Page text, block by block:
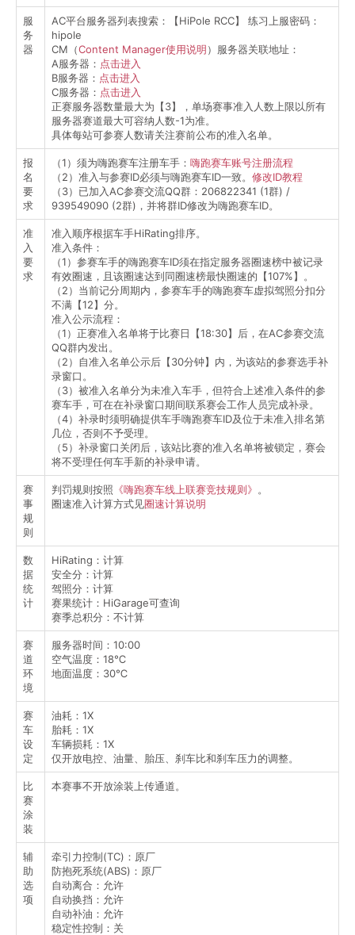
服
务
器
AC平台服务器列表搜索：【HiPole RCC】 练习上服密码：
hipole
CM（Content Manager使用说明）服务器关联地址：
A服务器： 点击进入
B服务器： 点击进入
C服务器： 点击进入
正赛服务器数量最大为【3】，单场赛事准入人数上限以所有
服务器赛道最大可容纳人数-1为准。
具体每站可参赛人数请关注赛前公布的准入名单。
报
名
要
求
（1）须为嗨跑赛车注册车手： 嗨跑赛车账号注册流程
（2）准入与参赛ID必须与嗨跑赛车ID一致。 修改ID教程
（3）已加入AC参赛交流QQ群：206822341 (1群) /
939549090 (2群)，并将群ID修改为嗨跑赛车ID。
准
入
要
求
准入顺序根据车手HiRating排序。
准入条件：
（1）参赛车手的嗨跑赛车ID须在指定服务器圈速榜中被记录
有效圈速，且该圈速达到同圈速榜最快圈速的【107%】。
（2）当前记分周期内，参赛车手的嗨跑赛车虚拟驾照分扣分
不满【12】分。
准入公示流程：
（1）正赛准入名单将于比赛日【18:30】后，在AC参赛交流
QQ群内发出。
（2）自准入名单公示后【30分钟】内，为该站的参赛选手补
录窗口。
（3）被准入名单分为未准入车手，但符合上述准入条件的参
赛车手，可在在补录窗口期间联系赛会工作人员完成补录。
（4）补录时须明确提供车手嗨跑赛车ID及位于未准入排名第
几位，否则不予受理。
（5）补录窗口关闭后，该站比赛的准入名单将被锁定，赛会
将不受理任何车手新的补录申请。
赛
事
规
则
判罚规则按照 《嗨跑赛车线上联赛竞技规则》 。
圈速准入计算方式见圈速计算说明
数
据
统
计
HiRating：计算
安全分：计算
驾照分：计算
赛果统计：HiGarage可查询
赛季总积分：不计算
赛
道
环
境
服务器时间：10:00
空气温度：18℃
地面温度：30℃
赛
车
设
定
油耗：1X
胎耗：1X
车辆损耗：1X
仅开放电控、油量、胎压、刹车比和刹车压力的调整。
比
赛
涂
装
本赛事不开放涂装上传通道。
辅
助
选
项
牵引力控制(TC)：原厂
防抱死系统(ABS)：原厂
自动离合：允许
自动换挡：允许
自动补油：允许
稳定性控制：关